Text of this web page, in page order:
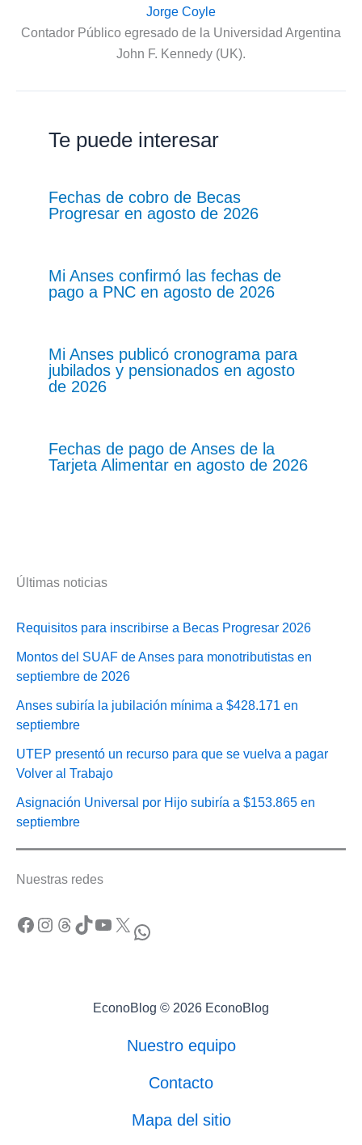
Jorge Coyle
Contador Público egresado de la Universidad Argentina
John F. Kennedy (UK).
Te puede interesar
Fechas de cobro de Becas
Progresar en agosto de 2026
Mi Anses confirmó las fechas de
pago a PNC en agosto de 2026
Mi Anses publicó cronograma para
jubilados y pensionados en agosto
de 2026
Fechas de pago de Anses de la
Tarjeta Alimentar en agosto de 2026
Últimas noticias
Requisitos para inscribirse a Becas Progresar 2026
Montos del SUAF de Anses para monotributistas en
septiembre de 2026
Anses subiría la jubilación mínima a $428.171 en
septiembre
UTEP presentó un recurso para que se vuelva a pagar
Volver al Trabajo
Asignación Universal por Hijo subiría a $153.865 en
septiembre
Nuestras redes
Facebook Instagram Threads TikTok YouTube X WhatsApp
EconoBlog © 2026 EconoBlog
Nuestro equipo
Contacto
Mapa del sitio